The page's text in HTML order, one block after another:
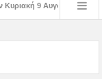
Η εορτή της